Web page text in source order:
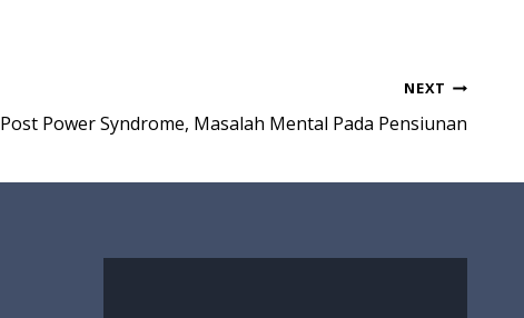
NEXT
Post Power Syndrome, Masalah Mental Pada Pensiunan